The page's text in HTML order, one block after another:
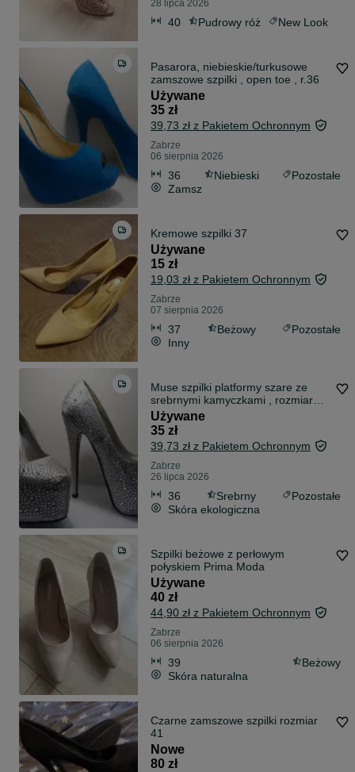
28 lipca 2026
40 Pudrowy róż New Look
Pasarora, niebieskie/turkusowe
zamszowe szpilki , open toe , r.36
Używane
35 zł
39,73 zł z Pakietem Ochronnym
Zabrze
06 sierpnia 2026
36 Niebieski
Pozostałe
Zamsz
Kremowe szpilki 37
Używane
15 zł
19,03 zł z Pakietem Ochronnym
Zabrze
07 sierpnia 2026
37 Beżowy
Pozostałe
Inny
Muse szpilki platformy szare ze
srebrnymi kamyczkami , rozmiar
36, obcas 16cm
Używane
35 zł
39,73 zł z Pakietem Ochronnym
Zabrze
26 lipca 2026
36 Srebrny
Pozostałe
Skóra ekologiczna
Szpilki beżowe z perłowym
połyskiem Prima Moda
Używane
40 zł
44,90 zł z Pakietem Ochronnym
Zabrze
06 sierpnia 2026
39
Beżowy
Skóra naturalna
Czarne zamszowe szpilki rozmiar
41
Nowe
80 zł